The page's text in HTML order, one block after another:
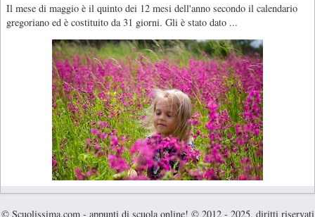
Il mese di maggio è il quinto dei 12 mesi dell'anno secondo il calendario
gregoriano ed è costituito da 31 giorni. Gli è stato dato ...
© Scuolissima.com - appunti di scuola online! © 2012 - 2025, diritti riservati